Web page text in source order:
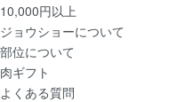
10,000円以上
ジョウショーについて
部位について
肉ギフト
よくある質問